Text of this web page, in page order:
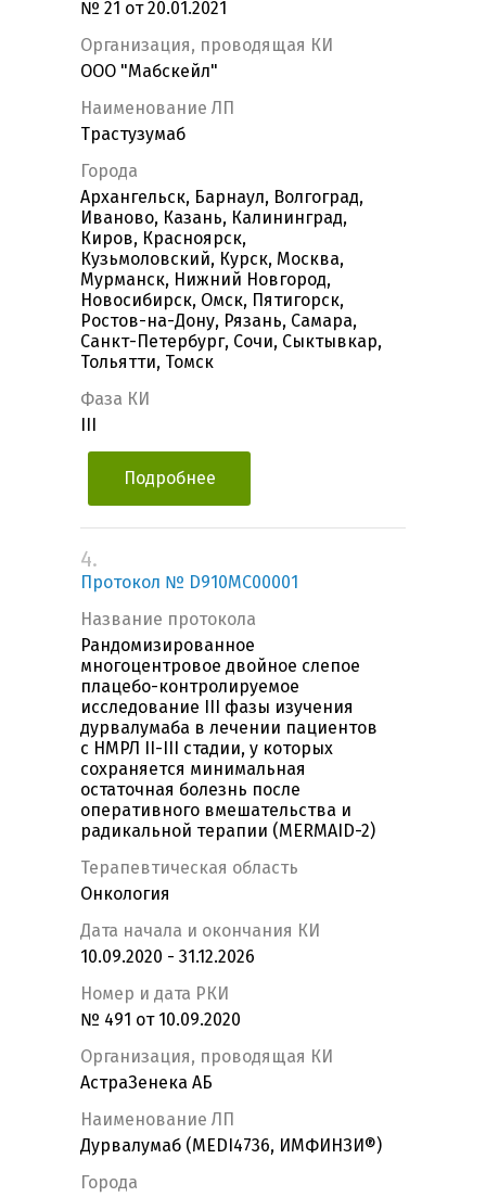
№ 21 от 20.01.2021
Организация, проводящая КИ
ООО "Мабскейл"
Наименование ЛП
Трастузумаб
Города
Архангельск, Барнаул, Волгоград,
Иваново, Казань, Калининград,
Киров, Красноярск,
Кузьмоловский, Курск, Москва,
Мурманск, Нижний Новгород,
Новосибирск, Омск, Пятигорск,
Ростов-на-Дону, Рязань, Самара,
Санкт-Петербург, Сочи, Сыктывкар,
Тольятти, Томск
Фаза КИ
Подробнее
4.
Протокол № D910MC00001
Название протокола
Рандомизированное
многоцентровое двойное слепое
плацебо-контролируемое
исследование III фазы изучения
дурвалумаба в лечении пациентов
с НМРЛ II-III стадии, у которых
сохраняется минимальная
остаточная болезнь после
оперативного вмешательства и
радикальной терапии (MERMAID-2)
Терапевтическая область
Онкология
Дата начала и окончания КИ
10.09.2020 - 31.12.2026
Номер и дата РКИ
№ 491 от 10.09.2020
Организация, проводящая КИ
АстраЗенека АБ
Наименование ЛП
Дурвалумаб (MEDI4736, ИМФИНЗИ®)
Города